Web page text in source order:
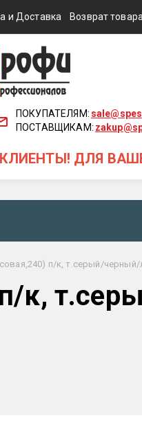
и Доставка Возврат товара
ПОКУПАТЕЛЯМ:
ПОСТАВЩИКАМ:
ДЛЯ ВАШЕГО
п/к, т.серый/черный/
к,